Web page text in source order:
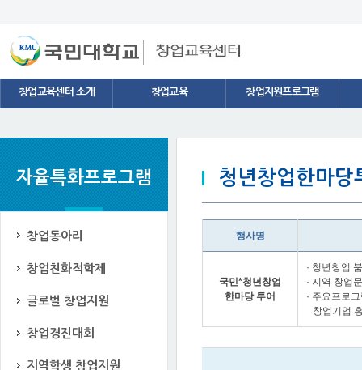
창업교육센터 소개
창업용어
창업교육 창업지원프로그램
자율특화프로그램
창업동아리
창업친화적학제
글로벌 창업지원
창업경진대회
지역학생 창업지원
청년창업한마당
행사명
국민*청년창업
한마당 투어
· 청년창업
· 지역 창업
· 주요프로
창업기업